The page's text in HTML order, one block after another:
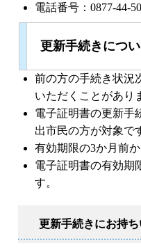
電話番号：0877-44-
更新手続き につ
前の方の手続き状況
いただくことがあり
電子証明書の更新手
出市民の方が対象で
有効期限の3か月前
電子証明書の有効期
す。
更新手続きにお持